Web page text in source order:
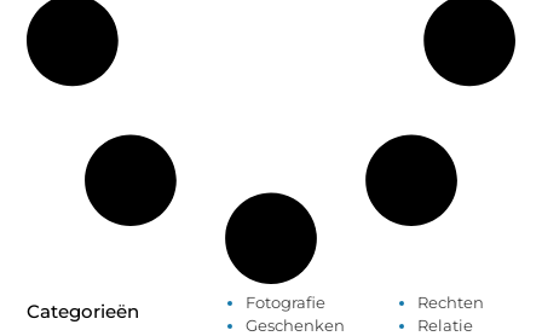
Categorieën
Fotografie
Geschenken
Rechten
Relatie